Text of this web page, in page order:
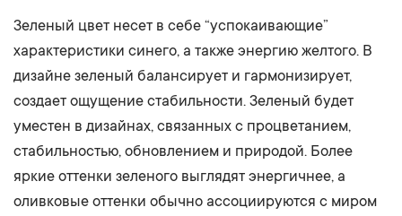
Зеленый цвет несет в себе “успокаивающие”
характеристики синего, а также энергию желтого. В
дизайне зеленый балансирует и гармонизирует,
создает ощущение стабильности. Зеленый будет
уместен в дизайнах, связанных с процветанием,
стабильностью, обновлением и природой. Более
яркие оттенки зеленого выглядят энергичнее, а
оливковые оттенки обычно ассоциируются с миром